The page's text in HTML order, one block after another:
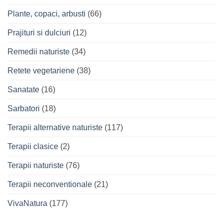
Plante, copaci, arbusti (66)
Prajituri si dulciuri (12)
Remedii naturiste (34)
Retete vegetariene (38)
Sanatate (16)
Sarbatori (18)
Terapii alternative naturiste (117)
Terapii clasice (2)
Terapii naturiste (76)
Terapii neconventionale (21)
VivaNatura (177)